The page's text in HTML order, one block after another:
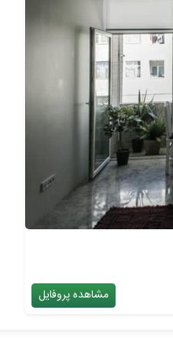
مشاهده پروفایل